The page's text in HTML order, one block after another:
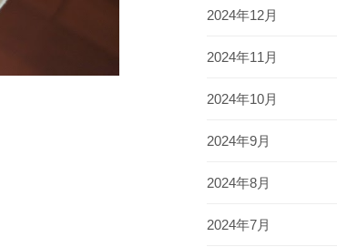
2024年12月
2024年11月
2024年10月
2024年9月
2024年8月
2024年7月